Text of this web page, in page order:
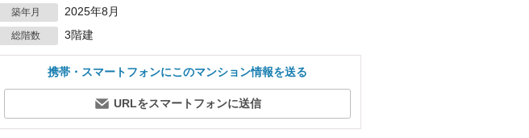
築年月 2025年8月
総階数 3階建
携帯・スマートフォンにこのマンション情報を送る
URLをスマートフォンに送信